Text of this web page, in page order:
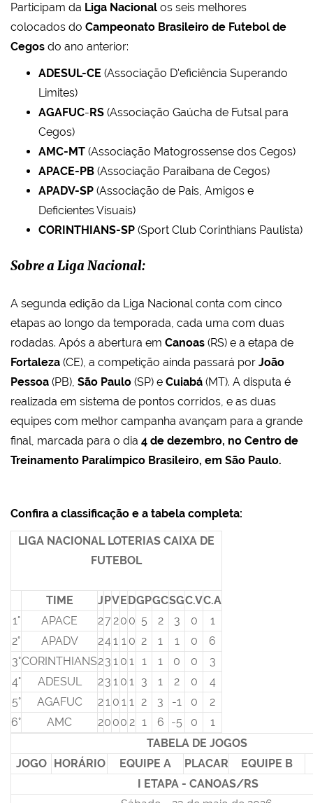
Participam da Liga Nacional os seis melhores
colocados do Campeonato Brasileiro de Futebol de
Cegos do ano anterior:
ADESUL-CE (Associação D'eficiência Superando
Limites)
AGAFUC- RS (Associação Gaúcha de Futsal para
Cegos)
AMC-MT (Associação Matogrossense dos Cegos)
APACE-PB (Associação Paraibana de Cegos)
APADV-SP (Associação de Pais, Amigos e
Deficientes Visuais)
CORINTHIANS-SP (Sport Club Corinthians Paulista)
Sobre a Liga Nacional:
A segunda edição da Liga Nacional conta com cinco
etapas ao longo da temporada, cada uma com duas
rodadas. Após a abertura em Canoas (RS) e a etapa de
Fortaleza (CE), a competição ainda passará por João
Pessoa (PB), São Paulo (SP) e Cuiabá (MT). A disputa é
realizada em sistema de pontos corridos, e as duas
equipes com melhor campanha avançam para a grande
final, marcada para o dia 4 de dezembro, no Centro de
Treinamento Paralímpico Brasileiro, em São Paulo.
Confira a classificação e a tabela completa:
LIGA NACIONAL LOTERIAS CAIXA DE
FUTEBOL
TIME J PV E DGPGCSGC.VC.A
1°
APACE 2720 0 5 2 3 0
1
2°
APADV 241 1 0 2 1 1 0
6
3°CORINTHIANS23 1 0 1 1 1 0 0
3
4°
ADESUL 23 1 0 1 3 1 2 0
4
5°
AGAFUC 21 0 1 1 2 3 -1 0
2
6°
AMC 20 00 2 1 6 -5 0
1
TABELA DE JOGOS
JOGO
HORÁRIO EQUIPE A PLACAR
EQUIPE B
I ETAPA - CANOAS/RS